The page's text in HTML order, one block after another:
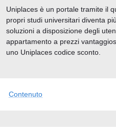
Contenuto
Uniplaces è un portale tramite il
propri studi universitari diventa
soluzioni a disposizione degli
appartamento a prezzi
uno Uniplaces codice sconto.